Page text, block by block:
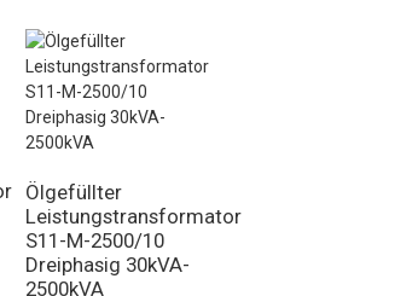
Ölgefüllter
Leistungstransformator
S11-M-2500/10
Dreiphasig 30kVA-
2500kVA